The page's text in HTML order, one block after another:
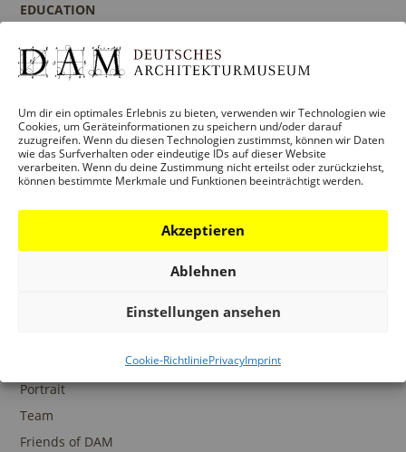
Um dir ein optimales Erlebnis zu bieten, verwenden wir Technologien wie
Cookies, um Geräteinformationen zu speichern und/oder darauf
zuzugreifen. Wenn du diesen Technologien zustimmst, können wir Daten
wie das Surfverhalten oder eindeutige IDs auf dieser Website
verarbeiten. Wenn du deine Zustimmung nicht erteilst oder zurückziehst,
können bestimmte Merkmale und Funktionen beeinträchtigt werden.
Akzeptieren
Ablehnen
Einstellungen ansehen
Cookie-RichtliniePrivacyImprint
EDUCATION
Guidances and Tours
Contact person
DAM Digital Collection
Portrait
Team
Friends of DAM